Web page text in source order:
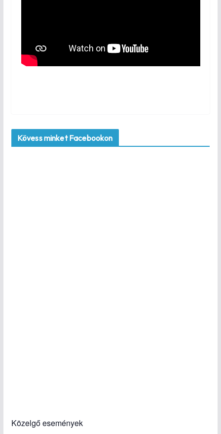
Kövess minket Facebookon
Közelgő események